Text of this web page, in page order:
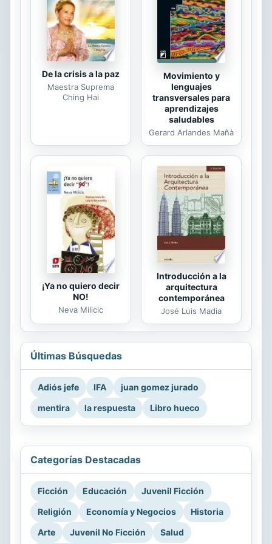
De la crisis a la paz
Maestra Suprema
Ching Hai
Movimiento y
lenguajes
transversales para
aprendizajes
saludables
Gerard Arlandes Mañà
¡Ya no quiero decir
NO!
Neva Milicic
Introducción a la
arquitectura
contemporánea
José Luis Madia
Últimas Búsquedas
Adiós jefe IFA
juan gomez jurado
mentira
la respuesta Libro hueco
Categorías Destacadas
Ficción Educación
Juvenil Ficción
Religión
Economía y Negocios
Historia
Arte
Juvenil No Ficción Salud